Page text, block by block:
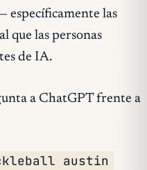
específicamente las
que las personas
de IA.
a ChatGPT frente a
austin